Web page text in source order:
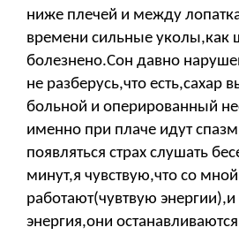
ниже плечей и между
времени сильные уколы,как
болезнено.Сон давно
не разберусь,что есть,сахар
больной и оперированный
именно при плаче идут
появляться страх слушать
минут,я чувствую,что со мной
работают(чувтвую энергии),и
энергия,они